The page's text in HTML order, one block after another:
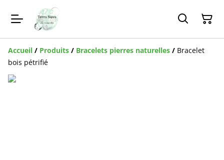
Accueil / Produits / Bracelets pierres naturelles / Bracelet
bois pétrifié